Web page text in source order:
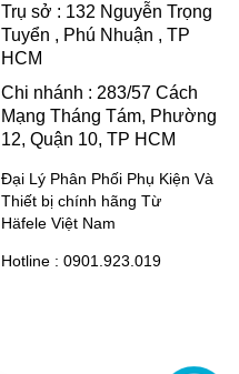
Trụ sở : 132 Nguyễn Trọng
Tuyển , Phú Nhuận , TP
HCM
Chi nhánh : 283/57 Cách
Mạng Tháng Tám, Phường
12, Quận 10, TP HCM
Đại Lý Phân Phối Phụ Kiện Và
Thiết bị chính hãng Từ
Häfele Việt Nam
Hotline : 0901.923.019